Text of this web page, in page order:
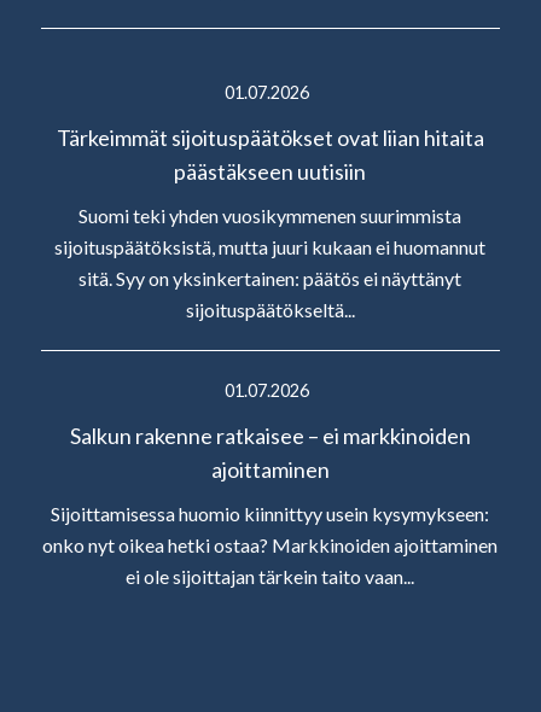
01.07.2026
Tärkeimmät sijoituspäätökset ovat liian hitaita
päästäkseen uutisiin
Suomi teki yhden vuosikymmenen suurimmista
sijoituspäätöksistä, mutta juuri kukaan ei huomannut
sitä. Syy on yksinkertainen: päätös ei näyttänyt
sijoituspäätökseltä...
01.07.2026
Salkun rakenne ratkaisee – ei markkinoiden
ajoittaminen
Sijoittamisessa huomio kiinnittyy usein kysymykseen:
onko nyt oikea hetki ostaa? Markkinoiden ajoittaminen
ei ole sijoittajan tärkein taito vaan...